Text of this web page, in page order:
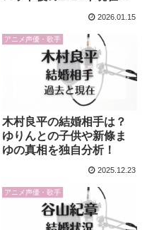
2026.01.15
アニメ声優・歌手
木村良平の結婚相手は？
ゆりんとの子供や新條ま
ゆの真相を独自分析！
2025.12.23
アニメ声優・歌手